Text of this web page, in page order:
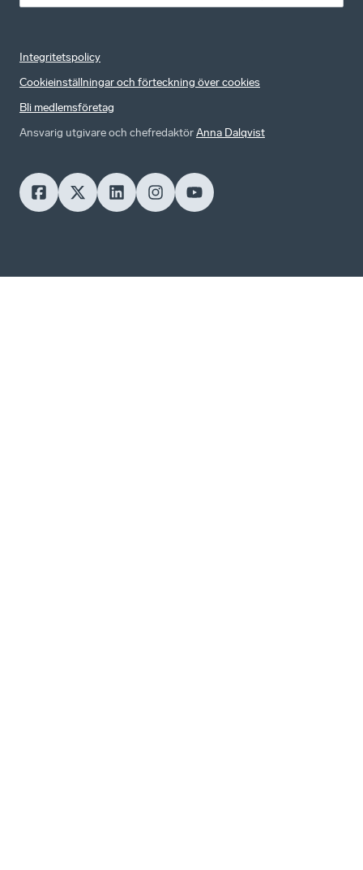
Integritetspolicy
Cookieinställningar och förteckning över cookies
Bli medlemsföretag
Ansvarig utgivare och chefredaktörAnna Dalqvist